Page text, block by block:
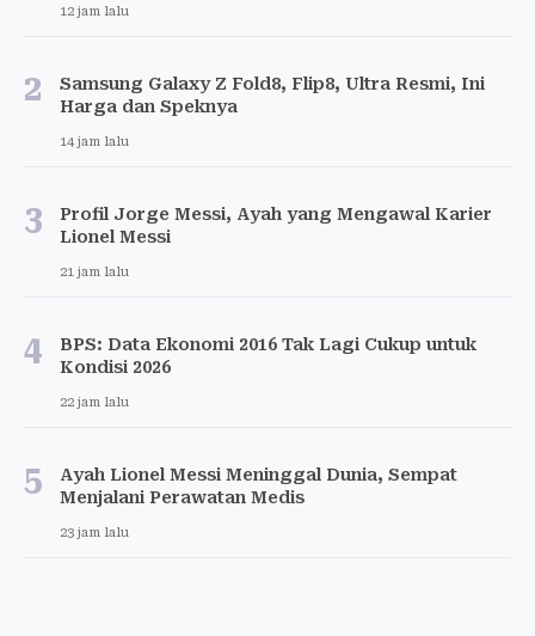
12 jam lalu
2
Samsung Galaxy Z Fold8, Flip8, Ultra Resmi, Ini
Harga dan Speknya
14 jam lalu
3
Profil Jorge Messi, Ayah yang Mengawal Karier
Lionel Messi
21 jam lalu
4
BPS: Data Ekonomi 2016 Tak Lagi Cukup untuk
Kondisi 2026
22 jam lalu
5
Ayah Lionel Messi Meninggal Dunia, Sempat
Menjalani Perawatan Medis
23 jam lalu